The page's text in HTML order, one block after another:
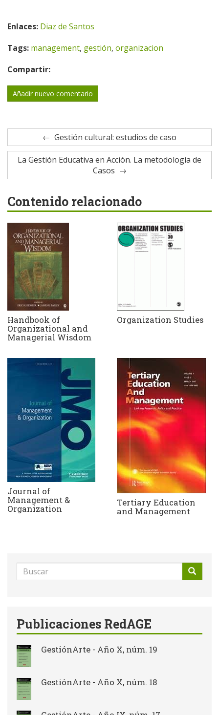
Enlaces: Diaz de Santos
Tags: management, gestión, organizacion
Compartir:
Añadir nuevo comentario
Gestión cultural: estudios de caso
La Gestión Educativa en Acción. La metodología de
Casos
Contenido relacionado
Handbook of
Organizational and
Managerial Wisdom
Organization Studies
Journal of
Management &
Organization
Tertiary Education
and Management
Formulario
de
Publicaciones RedAGE
GestiónArte - Año X, núm. 19
GestiónArte - Año X, núm. 18